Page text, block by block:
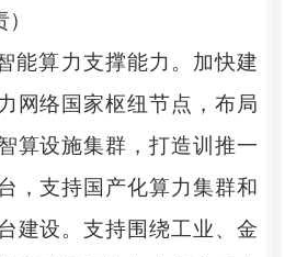
能算力支撑能力。 加快建
网络国家枢纽节点，布局
算设施集群，打造训推一
，支持国产化算力集群和
建设。支持围绕工业、金